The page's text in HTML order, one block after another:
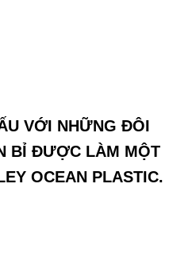
VỚI NHỮNG ĐÔI
BỈ ĐƯỢC LÀM MỘT
OCEAN PLASTIC.